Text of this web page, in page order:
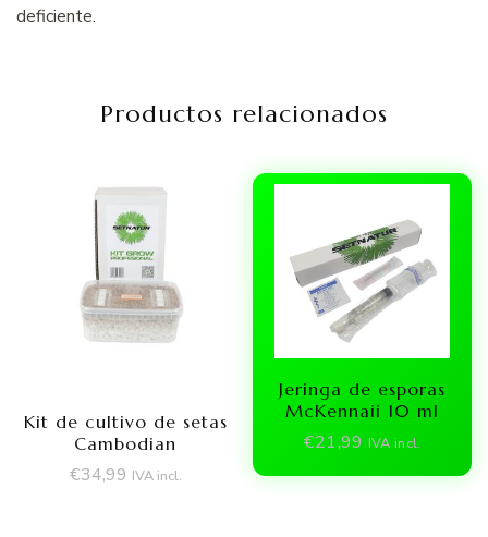
deficiente.
Productos relacionados
Kit de cultivo de setas
Cambodian
€34,99 IVA incl.
Jeringa de esporas
McKennaii 10 ml
€21,99 IVA incl.